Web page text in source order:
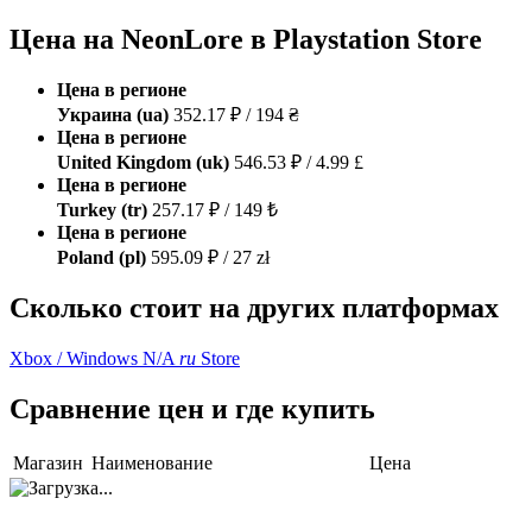
Цена на NeonLore в Playstation Store
Цена в регионе
Украина (ua) 352.17 ₽ / 194 ₴
Цена в регионе
United Kingdom (uk) 546.53 ₽ / 4.99 £
Цена в регионе
Turkey (tr) 257.17 ₽ / 149 ₺
Цена в регионе
Poland (pl) 595.09 ₽ / 27 zł
Сколько стоит на других платформах
Xbox / Windows N/A ru Store
Сравнение цен и где купить
Магазин Наименование Цена